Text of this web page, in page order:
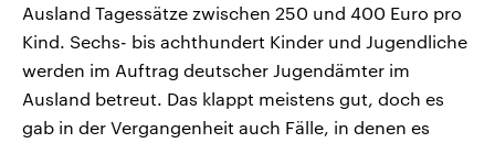
Ausland Tagessätze zwischen 250 und 400 Euro pro
Kind. Sechs- bis achthundert Kinder und Jugendliche
werden im Auftrag deutscher Jugendämter im
Ausland betreut. Das klappt meistens gut, doch es
gab in der Vergangenheit auch Fälle, in denen es